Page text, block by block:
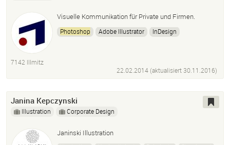
Visuelle Kommunikation für Private und Firmen.
Photoshop Adobe Illustrator
InDesign
Kommunikationsgrafik
Mediendesign Printgrafik
7142 Illmitz
22.02.2014 (aktualisiert 30.11.2016)
Janina Kepczynski
Illustration Corporate Design
Janinski Illustration